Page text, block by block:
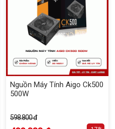
Nguồn Máy Tính Aigo Ck500
500W
598.800 đ